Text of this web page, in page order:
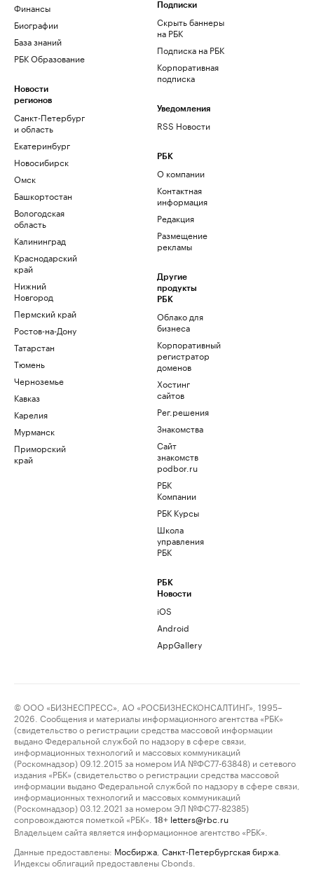
Финансы
Биографии
База знаний
РБК Образование
Новости
регионов
Санкт-Петербург
и область
Екатеринбург
Новосибирск
Омск
Башкортостан
Вологодская
область
Калининград
Краснодарский
край
Нижний
Новгород
Пермский край
Ростов-на-Дону
Татарстан
Тюмень
Черноземье
Кавказ
Карелия
Мурманск
Приморский
край
Подписки
Скрыть баннеры
на РБК
Подписка на РБК
Корпоративная
подписка
Уведомления
RSS Новости
РБК
О компании
Контактная
информация
Редакция
Размещение
рекламы
Другие
продукты
РБК
Облако для
бизнеса
Корпоративный
регистратор
доменов
Хостинг
сайтов
Рег.решения
Знакомства
Сайт
знакомств
podbor.ru
РБК
Компании
РБК Курсы
Школа
управления
РБК
РБК
Новости
iOS
Android
AppGallery
© ООО «БИЗНЕСПРЕСС», АО «РОСБИЗНЕСКОНСАЛТИНГ», 1995–
2026. Сообщения и материалы информационного агентства «РБК»
(свидетельство о регистрации средства массовой информации
выдано Федеральной службой по надзору в сфере связи,
информационных технологий и массовых коммуникаций
(Роскомнадзор) 09.12.2015 за номером ИА №ФС77-63848) и сетевого
издания «РБК» (свидетельство о регистрации средства массовой
информации выдано Федеральной службой по надзору в сфере связи,
информационных технологий и массовых коммуникаций
(Роскомнадзор) 03.12.2021 за номером ЭЛ №ФС77-82385)
сопровождаются пометкой «РБК».
18+ letters@rbc.ru
Владельцем сайта является информационное агентство «РБК».
Данные предоставлены: Мосбиржа Санкт-Петербургская биржа
Индексы облигаций предоставлены Cbonds.